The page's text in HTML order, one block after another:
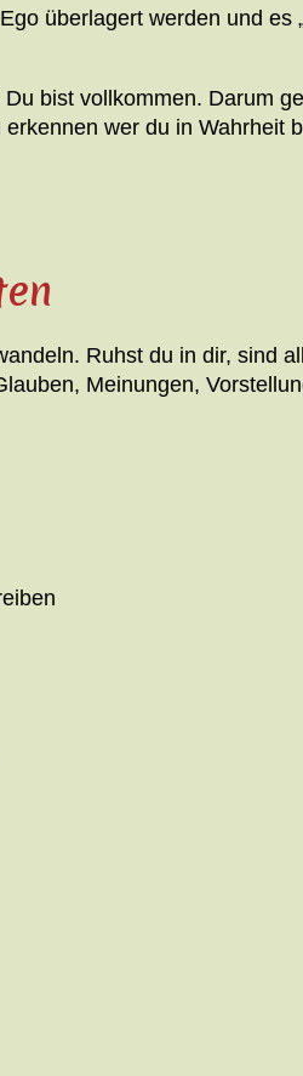
überlagert werden und es
bist vollkommen. Darum
wer du in Wahrheit
Ruhst du in dir, sind
Meinungen,